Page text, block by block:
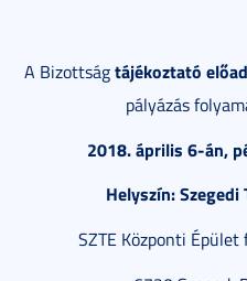
A Bizottságtájékoztató elő
pályázás
2018. április 6-án,
Helyszín:
SZTE Központi